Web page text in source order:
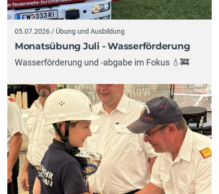
05.07.2026 / Übung und Ausbildung
Monatsübung Juli - Wasserförderung
Wasserförderung und -abgabe im Fokus 💧🚒